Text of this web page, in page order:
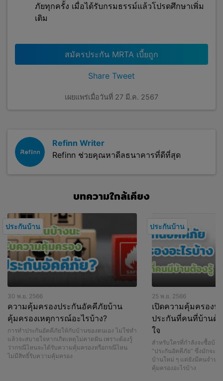
ภัยทุกครั้ง เมื่อได้รับกรมธรรม์แล้วโปรดศึกษาเพิ่ม
เติม
สมัครประกัน MRTA เบี้ยถูก
Share Tweet
เผยแพร่เมื่อวันที่ 27 มี.ค. 2567
Refinn Writer
Refinn ช่วยคุณหาดีลธนาคารที่ดีที่สุด
บทความใกล้เคียง
ประกันบ้าน
30 พ.ย. 2566
ความคุ้มครองประกันอัคคีภัยบ้าน
คุ้มครองเหตุการณ์อะไรบ้าง?
การทำประกันอัคคีภัยให้กับบ้านของตนเอง ไม่ใช่ทำ
แล้วจะสบายใจหากเกิดเหตุไม่คาดฝัน เพราะต้องรู้
ว่ากรณีไหนจะได้รับความคุ้มครองหรือกรณีไหน
ไม่มีสิทธิ์รับความคุ้มครอง
ประกันบ้าน
25 พ.ย. 2566
เปิดความคุ้มครอง
ประกันที่คนที่บ้านต้
ใจ
สำหรับใครที่กำลังจะซื้อบ้า
“ประกันอัคคีภัย” ซึ่งมักจะพ่
บ้านใหม่ ๆ แต่ยังมีคนจำนว
คุ้มครองอะไรบ้าง